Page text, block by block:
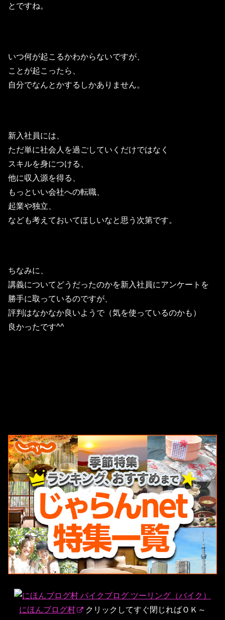
とですね。
いつ何が起こるかわからないですが、
ことが起こったら、
自分でなんとかするしかありません。
新入社員には、
ただ単に社会人を過ごしていくだけではなく
スキルを身につける、
他に収入源を得る、
もっといい会社への転職、
起業や独立、
なども考えておいてほしいなと思う次第です。
ちなみに、
講義についてどうだったのかを新入社員にアンケートを
勝手に取っているのですが、
評判はなかなか良いようで（気を使っているのかも）
良かったです^^
にほんブログ村 クリックしてすぐ閉じればＯＫ～